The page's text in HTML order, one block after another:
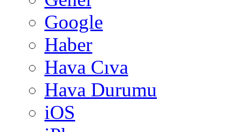
Google
Haber
Hava Cıva
Hava Durumu
iOS